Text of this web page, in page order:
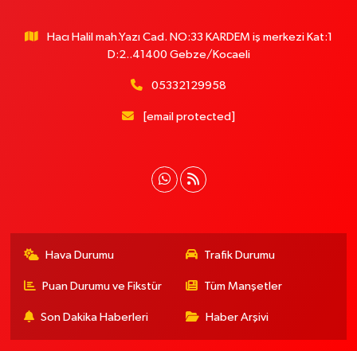
Hacı Halil mah.Yazı Cad. NO:33 KARDEM iş merkezi Kat:1
D:2..41400 Gebze/Kocaeli
05332129958
[email protected]
Hava Durumu Trafik Durumu
Puan Durumu ve Fikstür Tüm Manşetler
Son Dakika Haberleri Haber Arşivi